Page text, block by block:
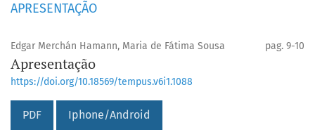
APRESENTAÇÃO
Edgar Merchán Hamann, Maria de Fátima Sousa pag. 9-10
Apresentação
https://doi.org/10.18569/tempus.v6i1.1088
PDF Iphone/Android